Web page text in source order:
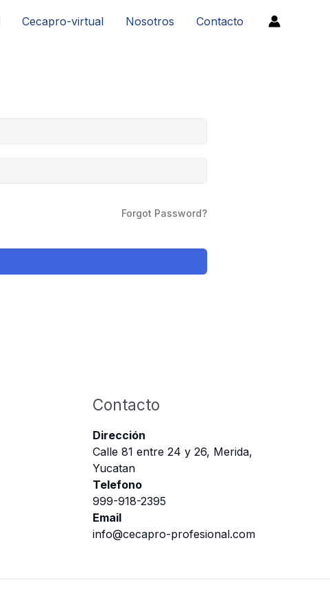
Cecapro-virtual Nosotros Contacto
Forgot Password?
Contacto
Dirección
Calle 81 entre 24 y 26, Merida,
Yucatan
Telefono
999-918-2395
Email
info@cecapro-profesional.com